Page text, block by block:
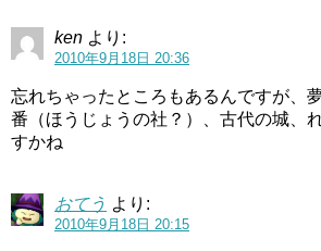
ken より:
2010年9月18日 20:36
忘れちゃったところもあるんですが、
番（ほうじょうの社？）、古代の城、
すかね
おてう より:
2010年9月18日 20:15